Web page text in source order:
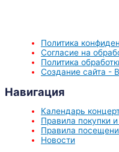
Политика
Согласие на
Политика
Создание сайта -
Навигация
Календарь
Правила покупки
Правила
Новости